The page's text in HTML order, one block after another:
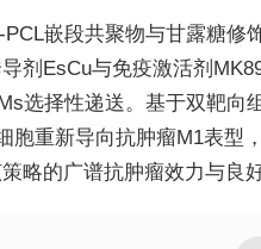
嵌段共聚物与甘露糖
剂EsCu与免疫激活剂
选择性递送。基于双靶
重新导向抗肿瘤M1表
略的广谱抗肿瘤效力与良